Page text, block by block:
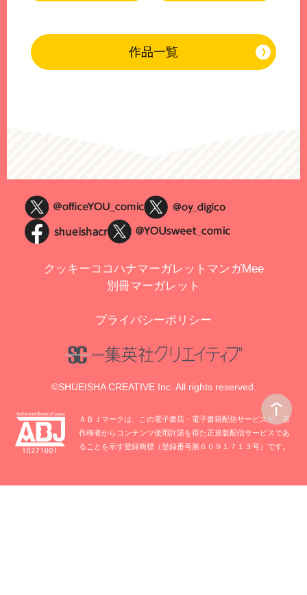
作品一覧
クッキーココハナマーガレット マンガMee
別冊マーガレット
プライバシーポリシー
©SHUEISHA CREATIVE Inc. All rights reserved.
ＡＢＪマークは、この電子書店・電子書籍配信サービスが、著
作権者からコンテンツ使用許諾を得た正規版配信サービスであ
ることを示す登録商標（登録番号第６０９１７１３号）です。